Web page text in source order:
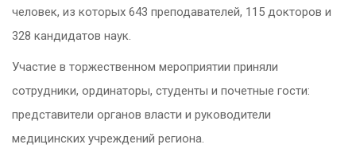
человек, из которых 643 преподавателей, 115 докторов и
328 кандидатов наук.
Участие в торжественном мероприятии приняли
сотрудники, ординаторы, студенты и почетные гости:
представители органов власти и руководители
медицинских учреждений региона.